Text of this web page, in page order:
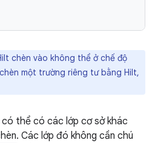
chèn vào không thể ở chế độ
một trường riêng tư bằng Hilt,
thể có các lớp cơ sở khác
Các lớp đó không cần chú